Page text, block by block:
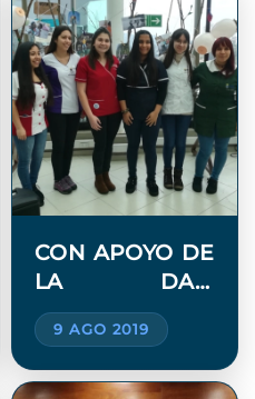
CON APOYO DE
LA DAE,
ESTUDIANTES
IMPLEMENTAN
PROYECTO
9 AGO 2019